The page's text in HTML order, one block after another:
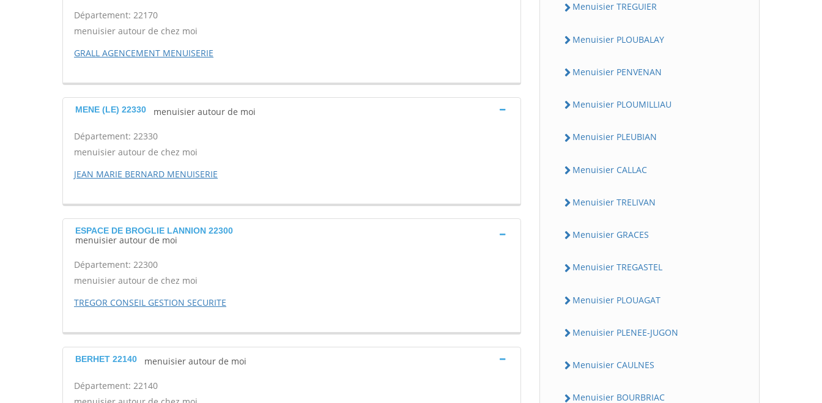
Département: 22170
menuisier autour de chez moi
GRALL AGENCEMENT MENUISERIE
MENE (LE) 22330 menuisier autour de moi
Département: 22330
menuisier autour de chez moi
JEAN MARIE BERNARD MENUISERIE
ESPACE DE BROGLIE LANNION 22300
menuisier autour de moi
Département: 22300
menuisier autour de chez moi
TREGOR CONSEIL GESTION SECURITE
BERHET 22140 menuisier autour de moi
Département: 22140
Menuisier TREGUIER
Menuisier PLOUBALAY
Menuisier PENVENAN
Menuisier PLOUMILLIAU
Menuisier PLEUBIAN
Menuisier CALLAC
Menuisier TRELIVAN
Menuisier GRACES
Menuisier TREGASTEL
Menuisier PLOUAGAT
Menuisier PLENEE-JUGON
Menuisier CAULNES
Menuisier BOURBRIAC